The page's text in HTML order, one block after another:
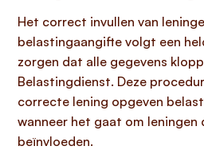
Het correct invullen van
belastingaangifte volgt een
zorgen dat alle gegevens
Belastingdienst. Deze
correcte lening opgeven
wanneer het gaat om leningen
beïnvloeden.